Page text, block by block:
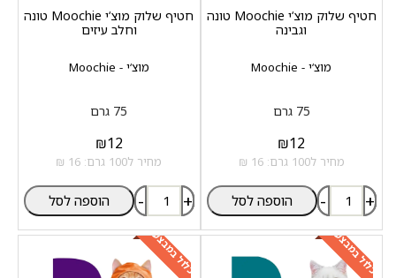
מוצ‘י - Moochie
חטיף שלוק מוצ‘י Moochie טונה
וגבינה
75 גרם
₪12
מחיר ל100 גרם: 16 ₪
- + הוספה לסל
מוצ‘י - Moochie
חטיף שלוק מוצ‘י Moochie טונה
וחלב עיזים
75 גרם
₪12
מחיר ל100 גרם: 16 ₪
- + הוספה לסל
כלול במבצע כלול במבצע